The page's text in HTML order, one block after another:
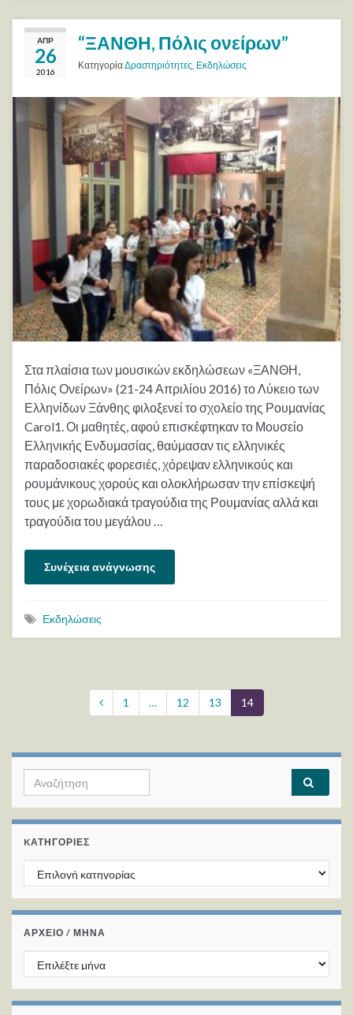
ΑΠΡ
26
2016
“ΞΑΝΘΗ, Πόλις ονείρων”
ΚατηγορίαΔραστηριότητες Εκδηλώσεις
Στα πλαίσια των μουσικών εκδηλώσεων «ΞΑΝΘΗ,
Πόλις Ονείρων» (21-24 Απριλίου 2016) το Λύκειο των
Ελληνίδων Ξάνθης φιλοξενεί το σχολείο της Ρουμανίας
Carol1. Οι μαθητές, αφού επισκέφτηκαν το Μουσείο
Ελληνικής Ενδυμασίας, θαύμασαν τις ελληνικές
παραδοσιακές φορεσιές, χόρεψαν ελληνικούς και
ρουμάνικους χορούς και ολοκλήρωσαν την επίσκεψή
τους με χορωδιακά τραγούδια της Ρουμανίας αλλά και
τραγούδια του μεγάλου …
Συνέχεια ανάγνωσης
Εκδηλώσεις
1 … 12 13 14
Search for:
KΑΤΗΓΟΡΊΕΣ
Kατηγορίες
ΑΡΧΕΙΟ / ΜΗΝΑ
ΑΡΧΕΙΟ / ΜΗΝΑ